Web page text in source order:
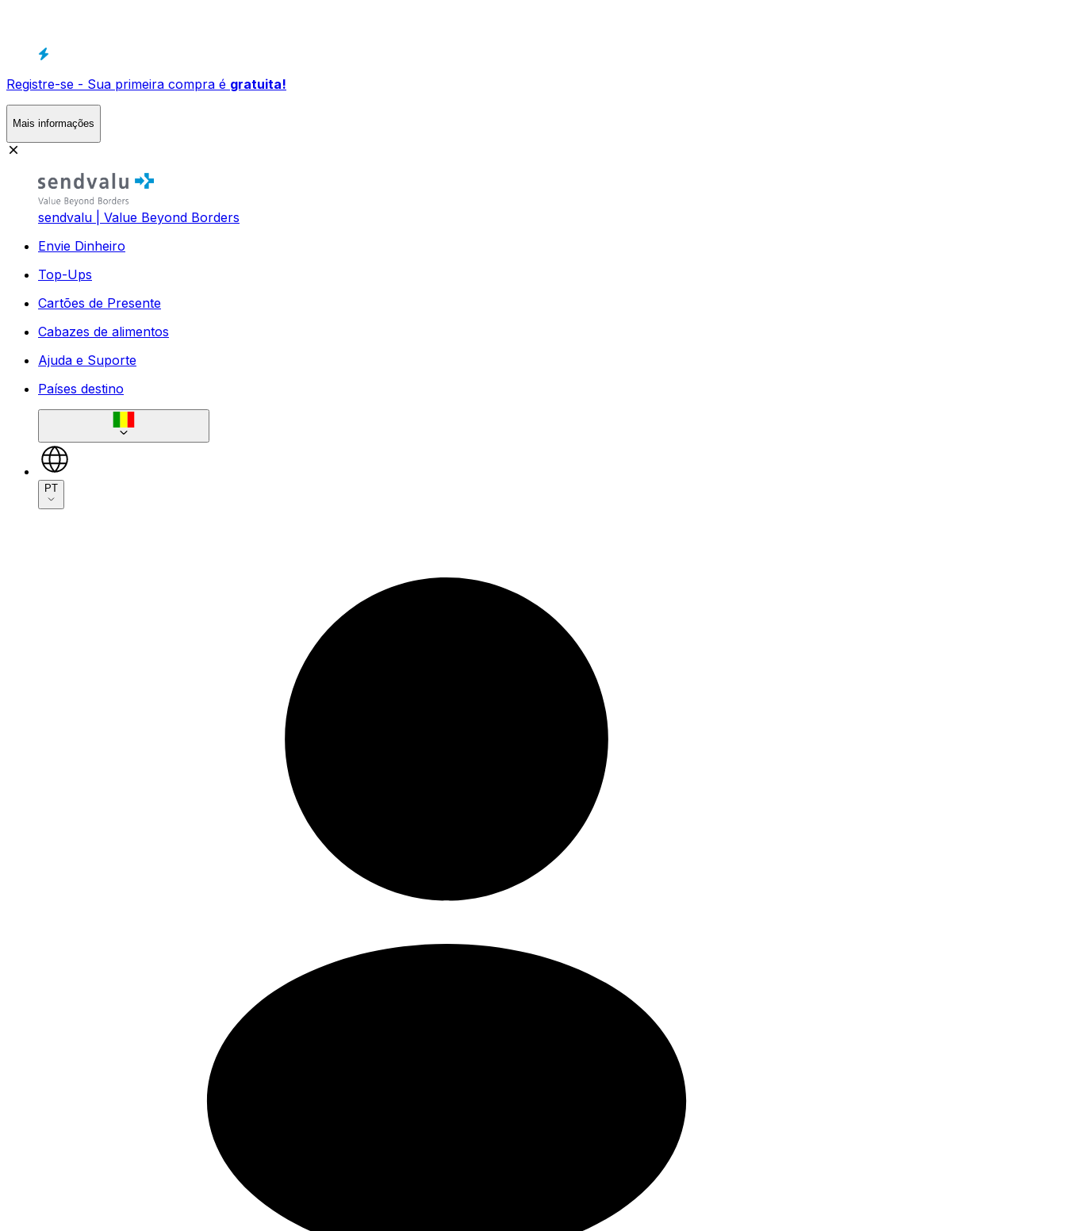
Registre-se - Sua primeira compra é gratuita!
Mais informações
sendvalu | Value Beyond Borders
Envie Dinheiro
Top-Ups
Cartões de Presente
Cabazes de alimentos
Ajuda e Suporte
Países destino
PT